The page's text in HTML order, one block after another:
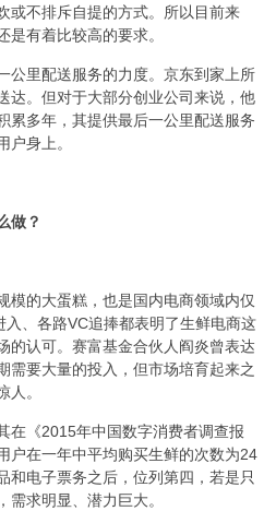
或不排斥自提的方式。所以目前来
有着比较高的要求。
公里配送服务的力度。京东到家上所
达。但对于大部分创业公司来说，他
累多年，其提供最后一公里配送服务
户身上。
做？
模的大蛋糕，也是国内电商领域内仅
入、各路VC追捧都表明了生鲜电商这
的认可。赛富基金合伙人阎炎曾表达
需要大量的投入，但市场培育起来之
人。
在《2015年中国数字消费者调查报
户在一年中平均购买生鲜的次数为24
和电子票务之后，位列第四，若是只
求明显、潜力巨大。